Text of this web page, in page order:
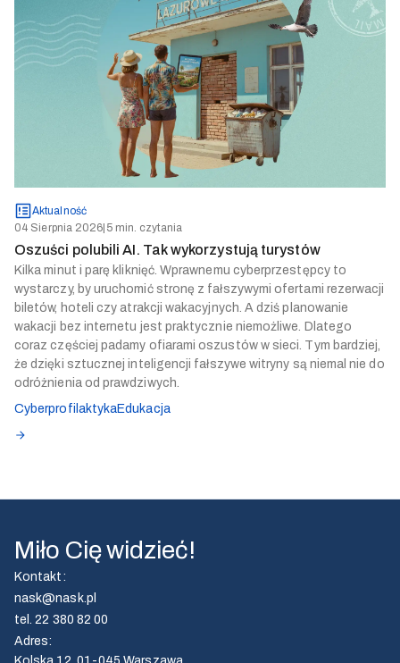
Aktualność
04 Sierpnia 2026 5 min. czytania
Oszuści polubili AI. Tak wykorzystują turystów
Kilka minut i parę kliknięć. Wprawnemu cyberprzestępcy to
wystarczy, by uruchomić stronę z fałszywymi ofertami rezerwacji
biletów, hoteli czy atrakcji wakacyjnych. A dziś planowanie
wakacji bez internetu jest praktycznie niemożliwe. Dlatego
coraz częściej padamy ofiarami oszustów w sieci. Tym bardziej,
że dzięki sztucznej inteligencji fałszywe witryny są niemal nie do
odróżnienia od prawdziwych.
CyberprofilaktykaEdukacja
Miło Cię widzieć!
Kontakt :
nask@nask.pl
tel.22 380 82 00
Adres: